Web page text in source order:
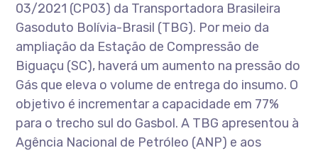
03/2021 (CP03) da Transportadora Brasileira
Gasoduto Bolívia-Brasil (TBG). Por meio da
ampliação da Estação de Compressão de
Biguaçu (SC), haverá um aumento na pressão do
Gás que eleva o volume de entrega do insumo. O
objetivo é incrementar a capacidade em 77%
para o trecho sul do Gasbol. A TBG apresentou à
Agência Nacional de Petróleo (ANP) e aos